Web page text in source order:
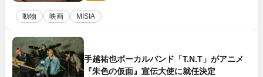
動物 映画 MISIA
手越祐也ボーカルバンド「T.N.T」がアニメ
『朱色の仮面』宣伝大使に就任決定